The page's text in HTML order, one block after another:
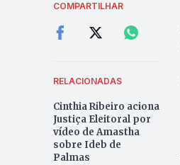
COMPARTILHAR
RELACIONADAS
Cinthia Ribeiro aciona
Justiça Eleitoral por
vídeo de Amastha
sobre Ideb de
Palmas